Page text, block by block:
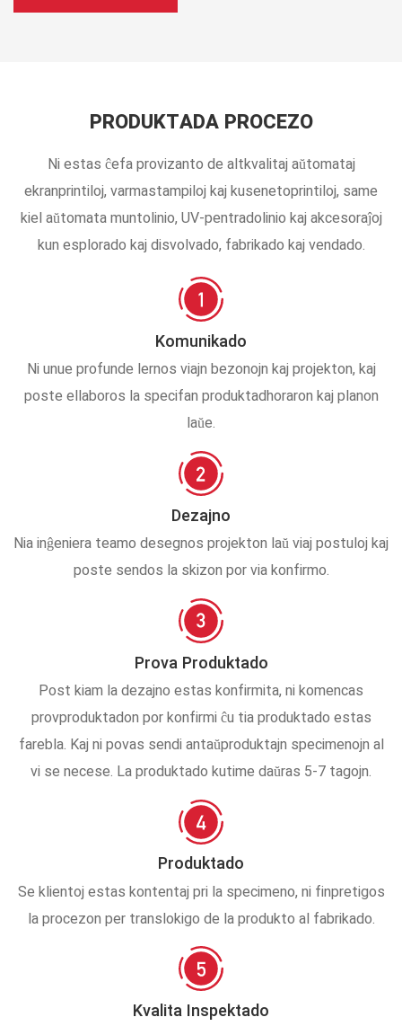
PRODUKTADA PROCEZO
Ni estas ĉefa provizanto de altkvalitaj aŭtomataj
ekranprintiloj, varmastampiloj kaj kusenetoprintiloj, same
kiel aŭtomata muntolinio, UV-pentradolinio kaj akcesoraĵoj
kun esplorado kaj disvolvado, fabrikado kaj vendado.
Komunikado
Ni unue profunde lernos viajn bezonojn kaj projekton, kaj
poste ellaboros la specifan produktadhoraron kaj planon
laŭe.
Dezajno
Nia inĝeniera teamo desegnos projekton laŭ viaj postuloj kaj
poste sendos la skizon por via konfirmo.
Prova Produktado
Post kiam la dezajno estas konfirmita, ni komencas
provproduktadon por konfirmi ĉu tia produktado estas
farebla. Kaj ni povas sendi antaŭproduktajn specimenojn al
vi se necese. La produktado kutime daŭras 5-7 tagojn.
Produktado
Se klientoj estas kontentaj pri la specimeno, ni finpretigos
la procezon per translokigo de la produkto al fabrikado.
Kvalita Inspektado